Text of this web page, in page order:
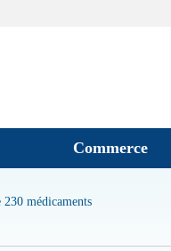
Commerce
médicaments